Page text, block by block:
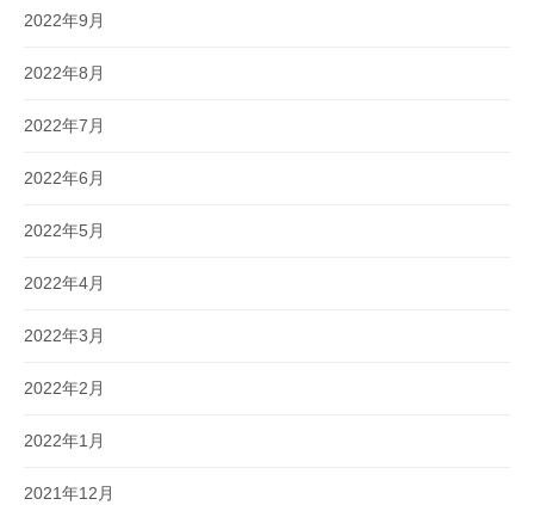
2022年9月
2022年8月
2022年7月
2022年6月
2022年5月
2022年4月
2022年3月
2022年2月
2022年1月
2021年12月